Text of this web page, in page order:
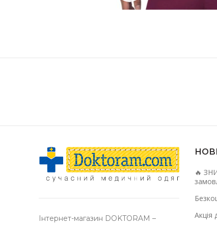
Інтернет-магазин DOKTORAM –
🔥
Акція